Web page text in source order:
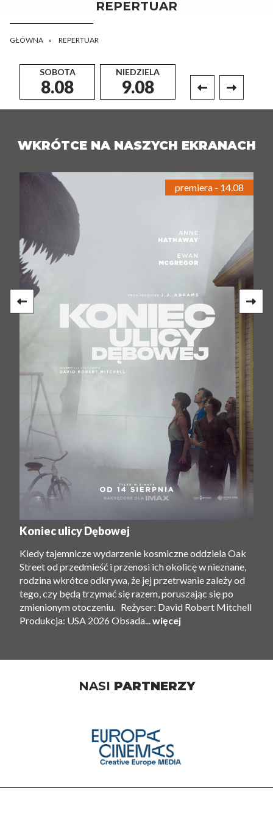
REPERTUAR
GŁÓWNA REPERTUAR
SOBOTA
8.08
NIEDZIELA
9.08 10.08
WKRÓTCE NA NASZYCH EKRANACH
Koniec ulicy Dębowej
Kiedy tajemnicze wydarzenie kosmiczne oddziela Oak
Street od przedmieść i przenosi ich okolicę w nieznane,
rodzina wkrótce odkrywa, że ​​jej przetrwanie zależy od
tego, czy będą trzymać się razem, poruszając się po
zmienionym otoczeniu. Reżyser: David Robert Mitchell
Produkcja: USA 2026 Obsada... więcej
premiera - 14.08
NASI PARTNERZY